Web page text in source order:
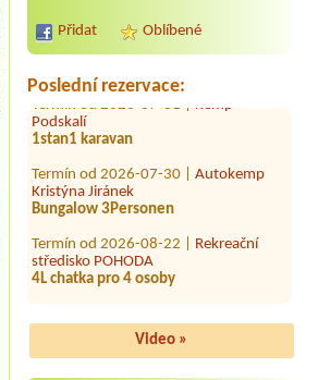
Přidat Oblíbené
Poslední rezervace:
Nové Město
1 Stellplatz 3 Personen
Termín od 2026-07-31 |
Podskalí
1stan1 karavan
Termín od 2026-07-30 |
Bungalow 3Personen
Termín od 2026-08-22 |
4L chatka pro 4 osoby
Termín od 2026-08-05 |
Video »